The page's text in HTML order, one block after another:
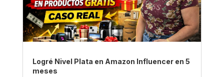
Logré Nivel Plata en Amazon Influencer en 5
meses